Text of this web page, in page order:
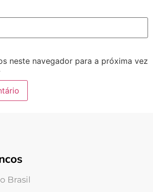
neste navegador para a próxima vez
Brasil